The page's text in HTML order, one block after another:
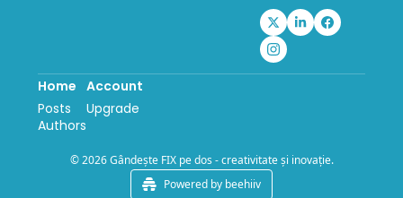
Home
Posts
Authors
Account
Upgrade
© 2026 Gândește FIX pe dos - creativitate și inovație.
Powered by beehiiv